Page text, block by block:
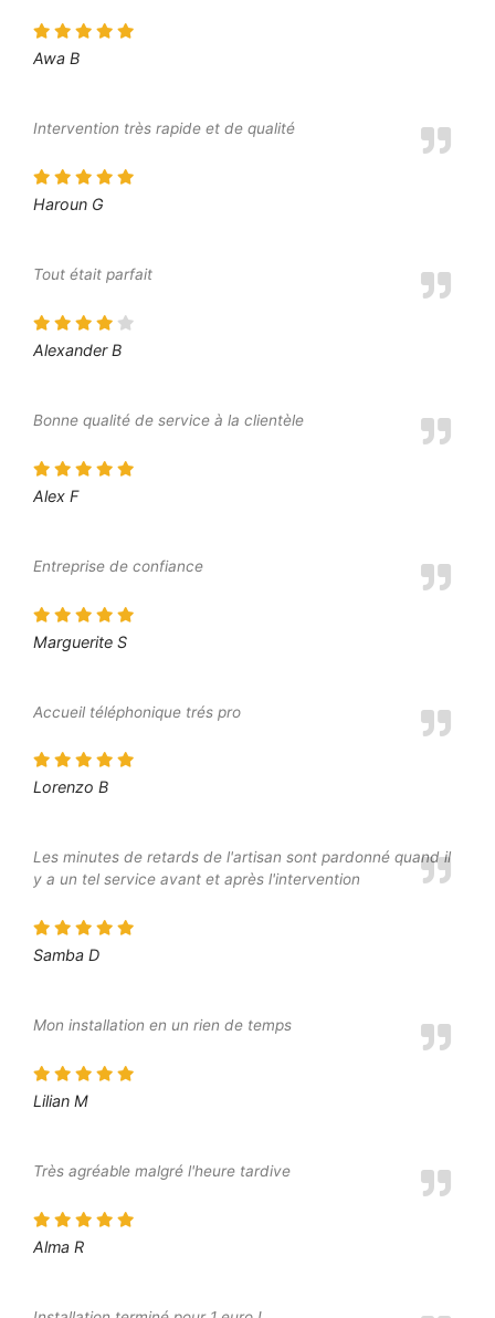
Awa B
Intervention très rapide et de qualité
Haroun G
Tout était parfait
Alexander B
Bonne qualité de service à la clientèle
Alex F
Entreprise de confiance
Marguerite S
Accueil téléphonique trés pro
Lorenzo B
Les minutes de retards de l'artisan sont pardonné quand il
y a un tel service avant et après l'intervention
Samba D
Mon installation en un rien de temps
Lilian M
Très agréable malgré l'heure tardive
Alma R